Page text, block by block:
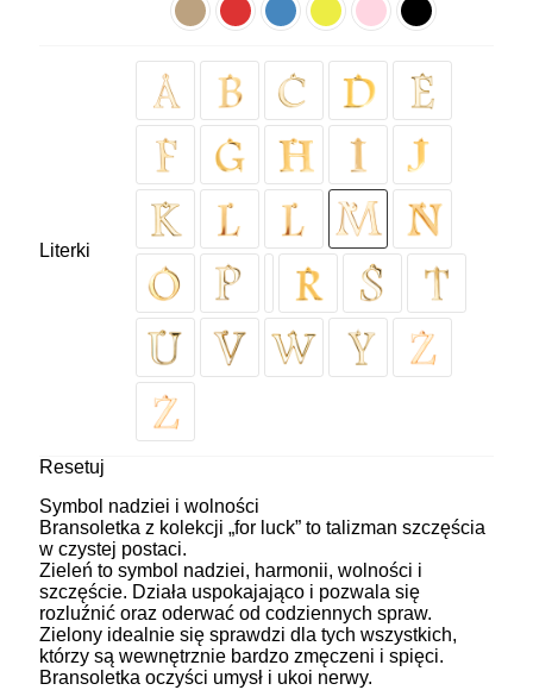
Literki
Resetuj
Symbol nadziei i wolności
Bransoletka z kolekcji „for luck” to talizman szczęścia
w czystej postaci.
Zieleń to symbol nadziei, harmonii, wolności i
szczęście. Działa uspokajająco i pozwala się
rozluźnić oraz oderwać od codziennych spraw.
Zielony idealnie się sprawdzi dla tych wszystkich,
którzy są wewnętrznie bardzo zmęczeni i spięci.
Bransoletka oczyści umysł i ukoi nerwy.